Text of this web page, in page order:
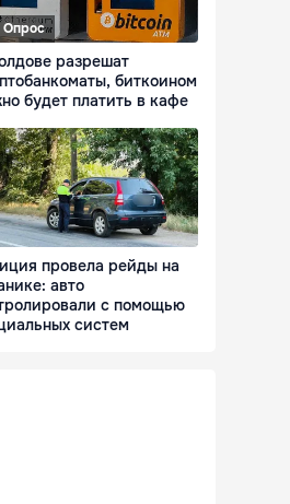
Опрос
разрешат
биткоином
будет платить в кафе
провела рейды на
авто
с помощью
систем